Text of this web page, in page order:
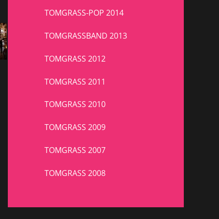
TOMGRASS-POP 2014
TOMGRASSBAND 2013
TOMGRASS 2012
TOMGRASS 2011
TOMGRASS 2010
TOMGRASS 2009
TOMGRASS 2007
TOMGRASS 2008